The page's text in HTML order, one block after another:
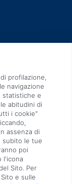
MACCHINE
MANUALI
ELETTRONICI
LAMIERA
PRE E POST
TECNICA